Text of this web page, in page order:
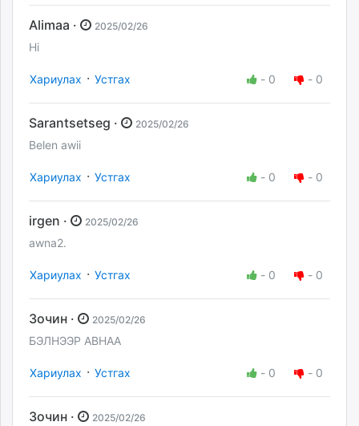
Alimaa · 2025/02/26
Hi
Хариулах · Устгах - 0 - 0
Sarantsetseg · 2025/02/26
Belen awii
Хариулах · Устгах - 0 - 0
irgen · 2025/02/26
awna2.
Хариулах · Устгах - 0 - 0
Зочин · 2025/02/26
БЭЛНЭЭР АВНАА
Хариулах · Устгах - 0 - 0
Зочин · 2025/02/26